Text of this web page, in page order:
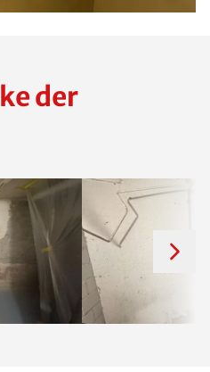
der